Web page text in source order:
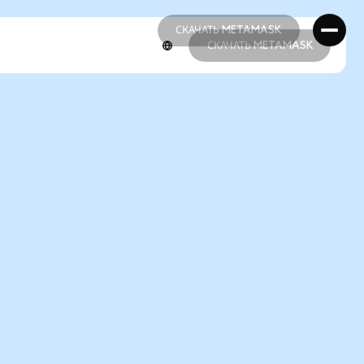
СКАЧАТЬ METAMASK
СКАЧАТЬ METAMASK
СКАЧАТЬ METAMASK